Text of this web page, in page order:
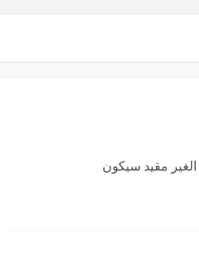
الغير مقيد سيكون